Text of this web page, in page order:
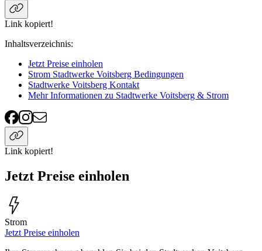
Link kopiert!
Inhaltsverzeichnis:
Jetzt Preise einholen
Strom Stadtwerke Voitsberg Bedingungen
Stadtwerke Voitsberg Kontakt
Mehr Informationen zu Stadtwerke Voitsberg & Strom
Link kopiert!
Jetzt Preise einholen
Strom
Jetzt Preise einholen